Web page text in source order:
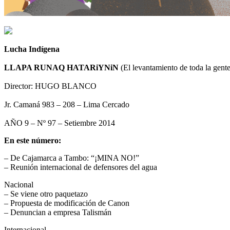
Lucha Indígena
LLAPA RUNAQ HATARiYNiN (El levantamiento de toda la
Director: HUGO BLANCO
Jr. Camaná 983 – 208 – Lima Cercado
AÑO 9 – Nº 97 – Setiembre 2014
En este número:
– De Cajamarca a Tambo: “¡MINA NO!”
– Reunión internacional de defensores del agua
Nacional
– Se viene otro paquetazo
– Propuesta de modificación de Canon
– Denuncian a empresa Talismán